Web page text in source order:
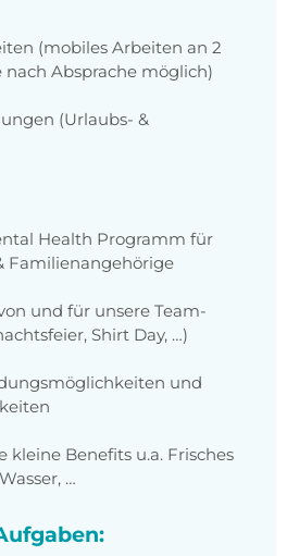
(mobiles Arbeiten an 2
nach Absprache möglich)
(Urlaubs- &
Health Programm für
Familienangehörige
und für unsere Team-
Shirt Day, …)
und
kleine Benefits u.a. Frisches
…